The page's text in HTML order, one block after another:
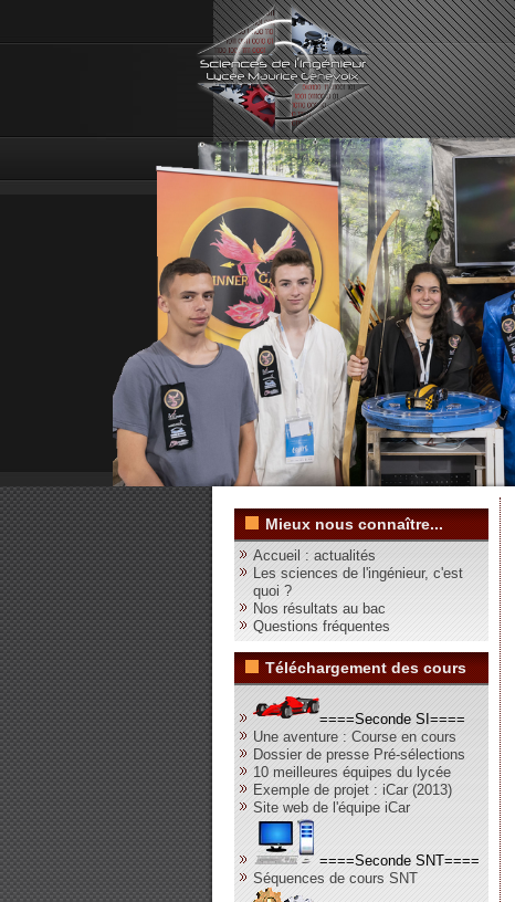
Mieux nous connaître...
Accueil : actualités
Les sciences de l'ingénieur, c'est
quoi ?
Nos résultats au bac
Questions fréquentes
Téléchargement des cours
====Seconde SI====
Une aventure : Course en cours
Dossier de presse Pré-sélections
10 meilleures équipes du lycée
Exemple de projet : iCar (2013)
Site web de l'équipe iCar
====Seconde SNT====
Séquences de cours SNT